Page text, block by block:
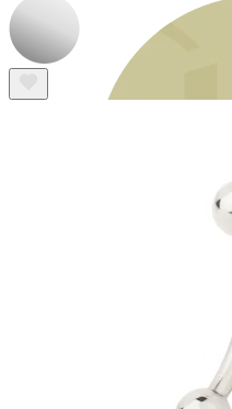
Bodymod Essentials